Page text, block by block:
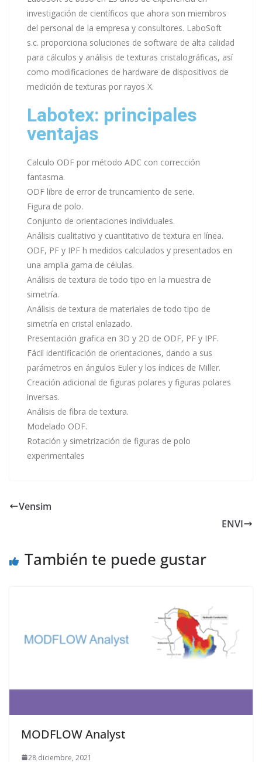
investigación de científicos que ahora son miembros
del personal de la empresa y consultores. LaboSoft
s.c. proporciona soluciones de software de alta calidad
para cálculos y análisis de texturas cristalográficas, así
como modificaciones de hardware de dispositivos de
medición de texturas por rayos X.
Labotex: principales
ventajas
Calculo ODF por método ADC con corrección
fantasma.
ODF libre de error de truncamiento de serie.
Figura de polo.
Conjunto de orientaciones individuales.
Análisis cualitativo y cuantitativo de textura en línea.
ODF, PF y IPF h medidos calculados y presentados en
una amplia gama de células.
Análisis de textura de todo tipo en la muestra de
simetría.
Análisis de textura de materiales de todo tipo de
simetría en cristal enlazado.
Presentación grafica en 3D y 2D de ODF, PF y IPF.
Fácil identificación de orientaciones, dando a sus
parámetros en ángulos Euler y los índices de Miller.
Creación adicional de figuras polares y figuras polares
inversas.
Análisis de fibra de textura.
Modelado ODF.
Rotación y simetrización de figuras de polo
experimentales
Vensim
ENVI
También te puede gustar
MODFLOW Analyst
28 diciembre, 2021